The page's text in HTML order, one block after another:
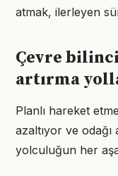
atmak, ilerleyen
Çevre
artırma
Planlı hareket
azaltıyor ve odağı
yolculuğun her